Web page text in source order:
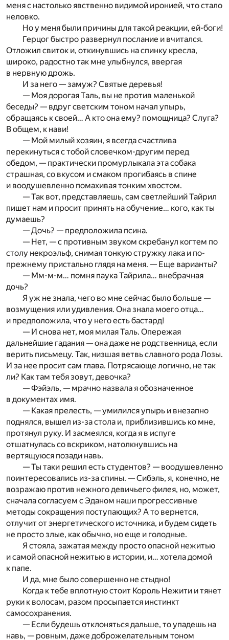
меня с настолько явственно видимой иронией, что стало
неловко.
Но у меня были причины для такой реакции, ей-боги!
Герцог быстро развернул послание и вчитался.
Отложил свиток и, откинувшись на спинку кресла,
широко, радостно так мне улыбнулся, ввергая
в нервную дрожь.
И за него — замуж? Святые деревья!
— Моя дорогая Таль, вы не против маленькой
беседы? — вдруг светским тоном начал упырь,
обращаясь к своей… А кто она ему? помощница? Слуга?
В общем, к нави!
— Мой милый хозяин, я всегда счастлива
перекинуться с тобой словечком-другим перед
обедом, — практически промурлыкала эта собака
страшная, со вкусом и смаком прогибаясь в спине
и воодушевленно помахивая тонким хвостом.
— Так вот, представляешь, сам светлейший Тайрил
пишет нам и просит принять на обучение… кого, как ты
думаешь?
— Дочь? — предположила псина.
— Нет, — с противным звуком скребанул когтем по
столу некроэльф, снимая тонкую стружку лака и по-
прежнему пристально глядя на меня. — Еще варианты?
— Мм-м-м… помня паука Тайрила… внебрачная
дочь?
Я уж не знала, чего во мне сейчас было больше —
возмущения или удивления. Она знала моего отца…
и предположила, что у него есть бастард!
— И снова нет, моя милая Таль. Опережая
дальнейшие гадания — она даже не родственница, если
верить письмецу. Так, низшая ветвь славного рода Лозы.
И за нее просит сам глава. Потрясающе логично, не так
ли? Как там тебя зовут, девочка?
— Фэйэль, — мрачно назвала я обозначенное
в документах имя.
— Какая прелесть, — умилился упырь и внезапно
поднялся, вышел из-за стола и, приблизившись ко мне,
протянул руку. И засмеялся, когда я в испуге
отшатнулась со вскриком, натолкнувшись на
вертящуюся позади навь.
— Ты таки решил есть студентов? — воодушевленно
поинтересовались из-за спины. — Сибэль, я, конечно, не
возражаю против нежного девичьего филея, но, может,
сначала согласуем с Эданом наши прогрессивные
методы сокращения поступающих? А то вернется,
отлучит от энергетического источника, и будем сидеть
не просто злые, как обычно, но еще и голодные.
Я стояла, зажатая между просто опасной нежитью
и самой опасной нежитью в истории, и… хотела домой
к папе.
И да, мне было совершенно не стыдно!
Когда к тебе вплотную стоит Король Нежити и тянет
руки к волосам, разом просыпается инстинкт
самосохранения.
— Если будешь отклоняться дальше, то упадешь на
навь, — ровным, даже доброжелательным тоном